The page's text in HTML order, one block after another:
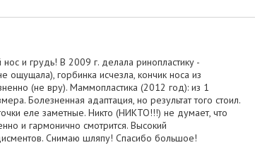
и грудь! В 2009 г. делала ринопластику -
ощущала), горбинка исчезла, кончик носа из
(не вру). Маммопластика (2012 год): из 1
Болезненная адаптация, но результат того стоил.
еле заметные. Никто (НИКТО!!!) не думает, что
и гармонично смотрится. Высокий
Снимаю шляпу! Спасибо большое!